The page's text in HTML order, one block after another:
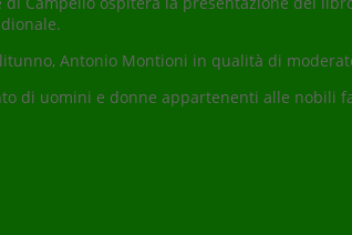
Antonio Montioni in qualità di
di uomini e donne appartenenti alle nobili